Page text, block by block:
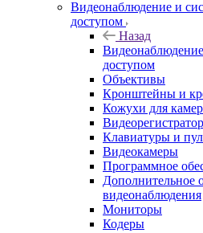
Видеонаблюдение и
доступом
Назад
доступом
Объективы
Кронштейны и
Кожухи для
Клавиатуры и
Видеокамеры
Программное
Дополнительное
видеонаблюдения
Мониторы
Кодеры